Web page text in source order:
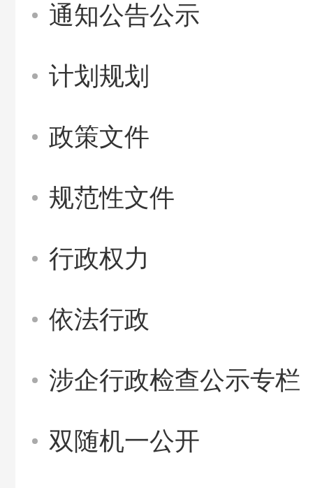
通知公告公示
计划规划
政策文件
规范性文件
行政权力
依法行政
涉企行政检查公示专栏
双随机一公开